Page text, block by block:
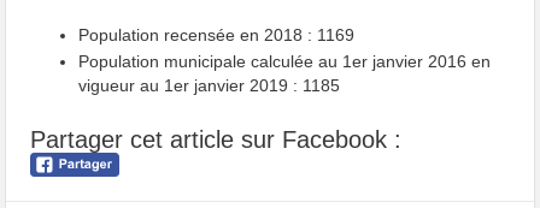
Population recensée en 2018 : 1169
Population municipale calculée au 1er janvier 2016 en
vigueur au 1er janvier 2019 : 1185
Partager cet article sur Facebook :